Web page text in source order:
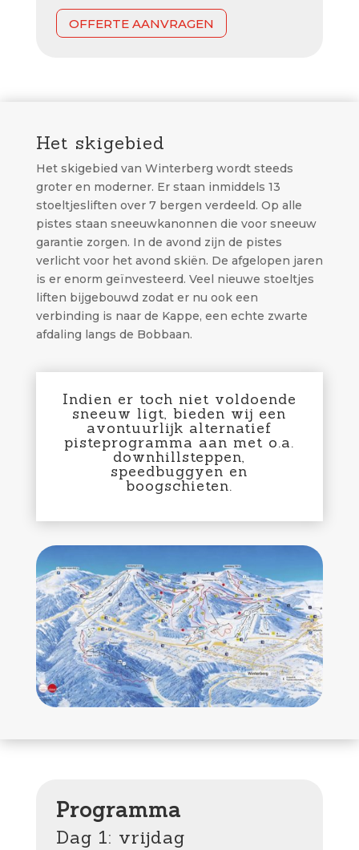
OFFERTE AANVRAGEN
Het skigebied
Het skigebied van Winterberg wordt steeds
groter en moderner. Er staan inmiddels 13
stoeltjesliften over 7 bergen verdeeld. Op alle
pistes staan sneeuwkanonnen die voor sneeuw
garantie zorgen. In de avond zijn de pistes
verlicht voor het avond skiën. De afgelopen jaren
is er enorm geïnvesteerd. Veel nieuwe stoeltjes
liften bijgebouwd zodat er nu ook een
verbinding is naar de Kappe, een echte zwarte
afdaling langs de Bobbaan.
Indien er toch niet voldoende
sneeuw ligt, bieden wij een
avontuurlijk alternatief
pisteprogramma aan met o.a.
downhillsteppen,
speedbuggyen en
boogschieten.
Programma
Dag 1: vrijdag